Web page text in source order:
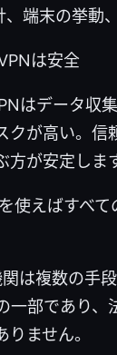
、端末の挙動
は安全
はデータ収集
クが高い。信
方が安定しま
使えばすべて
は複数の手段
一部であり、
りません。